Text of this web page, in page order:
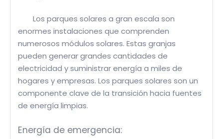
Los parques solares a gran escala son
enormes instalaciones que comprenden
numerosos módulos solares. Estas granjas
pueden generar grandes cantidades de
electricidad y suministrar energía a miles de
hogares y empresas. Los parques solares son un
componente clave de la transición hacia fuentes
de energía limpias.
Energía de emergencia: